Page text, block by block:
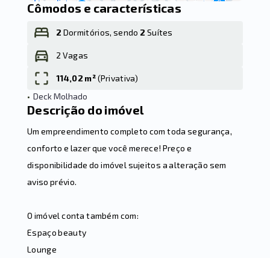
Cômodos e características
2 Dormitórios, sendo 2 Suítes
2 Vagas
114,02 m²(Privativa)
• Deck Molhado
Descrição do imóvel
Um empreendimento completo com toda segurança,
conforto e lazer que você merece! Preço e
disponibilidade do imóvel sujeitos a alteração sem
aviso prévio.
O imóvel conta também com:
Espaço beauty
Lounge